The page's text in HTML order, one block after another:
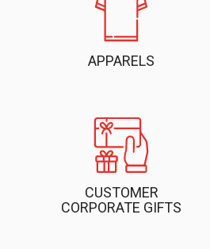
APPARELS
CUSTOMER
CORPORATE GIFTS